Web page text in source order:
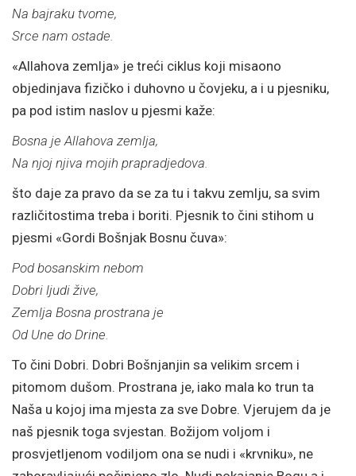
Na bajraku tvome,
Srce nam ostade.
«Allahova zemlja» je treći ciklus koji misaono
objedinjava fizičko i duhovno u čovjeku, a i u pjesniku,
pa pod istim naslov u pjesmi kaže:
Bosna je Allahova zemlja,
Na njoj njiva mojih prapradjedova.
što daje za pravo da se za tu i takvu zemlju, sa svim
različitostima treba i boriti. Pjesnik to čini stihom u
pjesmi «Gordi Bošnjak Bosnu čuva»:
Pod bosanskim nebom
Dobri ljudi žive,
Zemlja Bosna prostrana je
Od Une do Drine.
To čini Dobri. Dobri Bošnjanjin sa velikim srcem i
pitomom dušom. Prostrana je, iako mala ko trun ta
Naša u kojoj ima mjesta za sve Dobre. Vjerujem da je
naš pjesnik toga svjestan. Božijom voljom i
prosvjetljenom vodiljom ona se nudi i «krvniku», ne